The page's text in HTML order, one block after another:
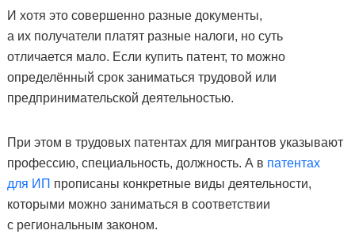
И хотя это совершенно разные документы,
а их получатели платят разные налоги, но суть
отличается мало. Если купить патент, то можно
определённый срок заниматься трудовой или
предпринимательской деятельностью.
При этом в трудовых патентах для мигрантов указывают
профессию, специальность, должность. А в патентах
для ИП прописаны конкретные виды деятельности,
которыми можно заниматься в соответствии
с региональным законом.